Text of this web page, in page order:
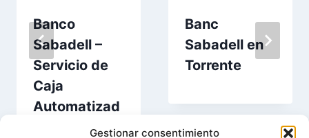
Gestionar consentimiento
Banco
Sabadell –
Servicio de
Caja
Automatizad
a en Torrente
Banc
Sabadell en
Torrente